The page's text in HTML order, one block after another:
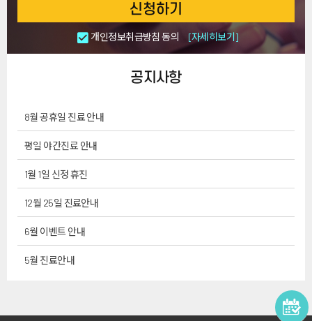
공지사항
8월 공휴일 진료 안내
평일 야간진료 안내
1월 1일 신정 휴진
12월 25일 진료안내
6월 이벤트 안내
5월 진료안내
신청하기
개인정보취급방침 동의 [자세히보기]